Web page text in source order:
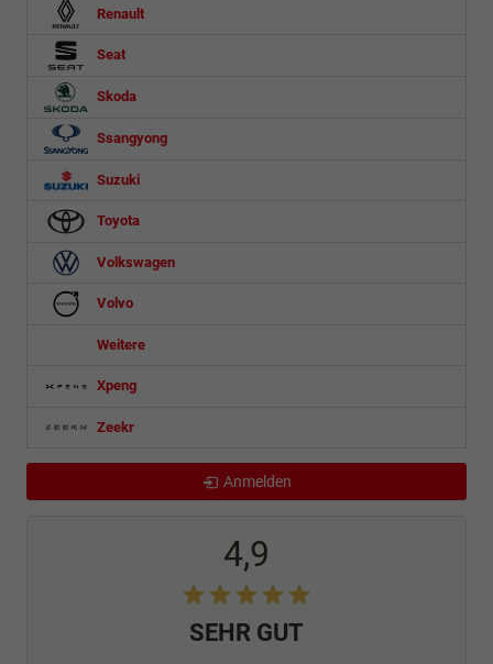
Renault
Seat
Skoda
Ssangyong
Suzuki
Toyota
Volkswagen
Volvo
Weitere
Xpeng
Zeekr
Anmelden
4,9
SEHR GUT